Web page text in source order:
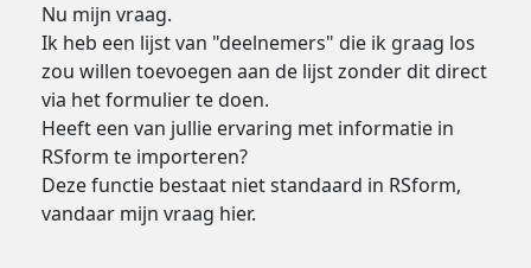
Nu mijn vraag.
Ik heb een lijst van "deelnemers" die ik graag los
zou willen toevoegen aan de lijst zonder dit direct
via het formulier te doen.
Heeft een van jullie ervaring met informatie in
RSform te importeren?
Deze functie bestaat niet standaard in RSform,
vandaar mijn vraag hier.